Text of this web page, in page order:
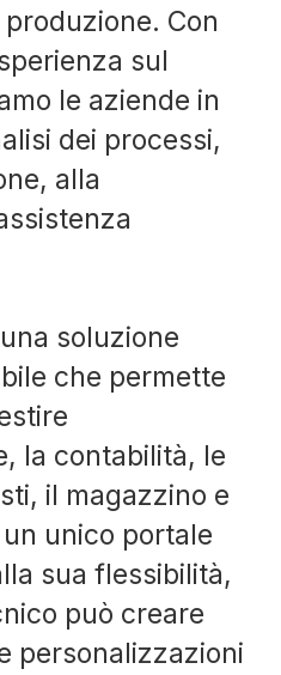
Con
sul
le aziende in
dei processi,
alla
soluzione
che permette
la contabilità, le
il magazzino e
unico portale
sua flessibilità,
può creare
personalizzazioni